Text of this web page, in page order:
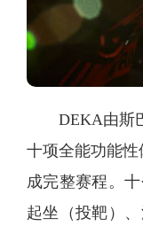
DEKA由斯
十项全能功能
成完整赛程。
起坐（投靶）